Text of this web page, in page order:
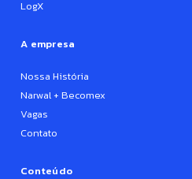
LogX
A empresa
Nossa História
Narwal + Becomex
Vagas
Contato
Conteúdo